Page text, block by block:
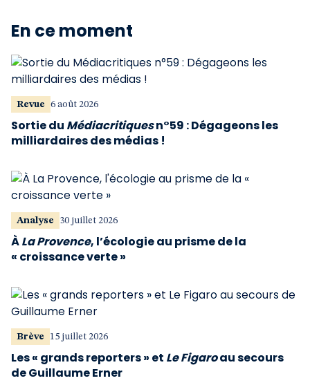
En ce moment
Revue 6 août 2026
Sortie du Médiacritiquesn°59 : Dégageons les
milliardaires des médias !
Analyse 30 juillet 2026
ÀLa Provence, l’écologie au prisme de la
« croissance verte »
Brève 15 juillet 2026
Les « grands reporters » et Le Figaroau secours
de Guillaume Erner